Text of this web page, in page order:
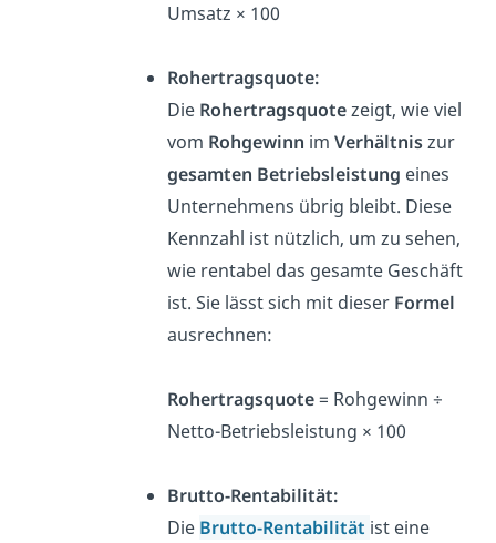
Umsatz × 100
Rohertragsquote:
Die Rohertragsquotezeigt, wie viel
vom Rohgewinn im Verhältniszur
gesamten Betriebsleistung eines
Unternehmens übrig bleibt. Diese
Kennzahl ist nützlich, um zu sehen,
wie rentabel das gesamte Geschäft
ist. Sie lässt sich mit dieser Formel
ausrechnen:
Rohertragsquote= Rohgewinn ÷
Netto-Betriebsleistung × 100
Brutto-Rentabilität:
Die Brutto-Rentabilität ist eine